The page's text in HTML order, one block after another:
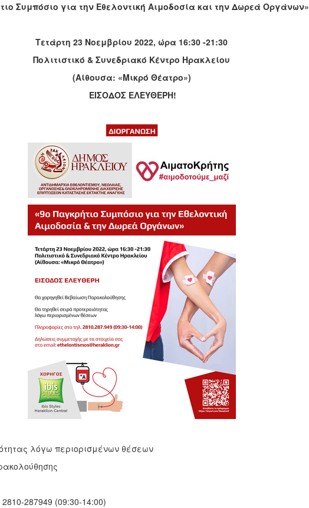
Συμπόσιο για την Εθελοντική Αιμοδοσία και την Δωρεά Οργάνων»
Τετάρτη 23 Νοεμβρίου 2022, ώρα 16:30 -21:30
Πολιτιστικό & Συνεδριακό Κέντρο Ηρακλείου
(Αίθουσα: «Μικρό Θέατρο»)
ΕΙΣΟΔΟΣ ΕΛΕΥΘΕΡΗ!
λόγω περιορισμένων θέσεων
287949 (09:30-14:00)